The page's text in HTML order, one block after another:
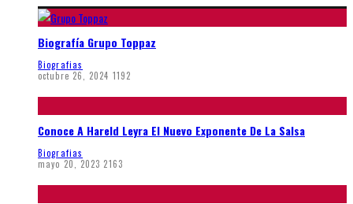
Biografía Grupo Toppaz
Biografias
octubre 26, 2024 1192
Conoce A Hareld Leyra El Nuevo Exponente De La Salsa
Biografias
mayo 20, 2023 2163